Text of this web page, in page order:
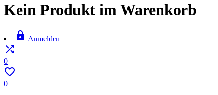
Kein Produkt im Warenkorb
 Anmelden

0

0